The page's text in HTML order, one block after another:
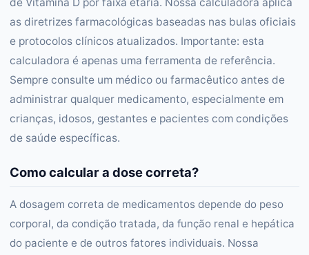
as diretrizes farmacológicas baseadas nas bulas oficiais
e protocolos clínicos atualizados. Importante: esta
calculadora é apenas uma ferramenta de referência.
Sempre consulte um médico ou farmacêutico antes de
administrar qualquer medicamento, especialmente em
crianças, idosos, gestantes e pacientes com condições
de saúde específicas.
Como calcular a dose correta?
A dosagem correta de medicamentos depende do peso
corporal, da condição tratada, da função renal e hepática
do paciente e de outros fatores individuais. Nossa